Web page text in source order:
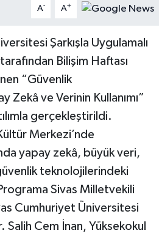
A- A+
Şarkışla Uygulamalı
Bilişim Haftası
“Güvenlik
Zekâ ve Verinin Kullanımı”
gerçekleştirildi.
Merkezi’nde
yapay zekâ, büyük veri,
teknolojilerindeki
Sivas Milletvekili
Cumhuriyet Üniversitesi
Salih Cem İnan, Yüksekokul